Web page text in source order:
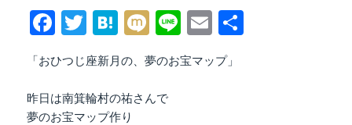
Fa
bo
ok
T
wi
tte
r
H
at
en
a
M
ix
i
Li
ne
E
m
ail
「おひつじ座新月の、夢のお宝マップ」
昨日は南箕輪村の祐さんで
夢のお宝マップ作り